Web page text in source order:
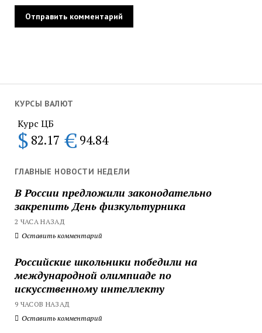
КУРСЫ ВАЛЮТ
Курс ЦБ
$ 82.17 € 94.84
ГЛАВНЫЕ НОВОСТИ НЕДЕЛИ
В России предложили законодательно
закрепить День физкультурника
2 ЧАСА НАЗАД
Оставить комментарий
Российские школьники победили на
международной олимпиаде по
искусственному интеллекту
9 ЧАСОВ НАЗАД
Оставить комментарий